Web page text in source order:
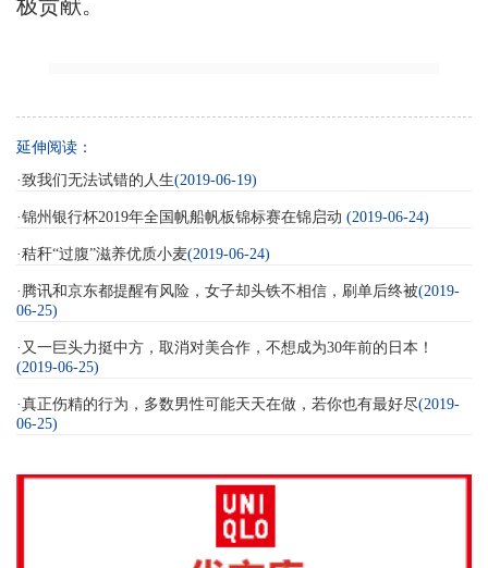
极贡献。
延伸阅读：
·致我们无法试错的人生(2019-06-19)
·锦州银行杯2019年全国帆船帆板锦标赛在锦启动 (2019-06-24)
·秸秆“过腹”滋养优质小麦(2019-06-24)
· 腾讯和京东都提醒有风险，女子却头铁不相信，刷单后终被(2019-
06-25)
· 又一巨头力挺中方，取消对美合作，不想成为30年前的日本！
(2019-06-25)
·真正伤精的行为，多数男性可能天天在做，若你也有最好尽(2019-
06-25)